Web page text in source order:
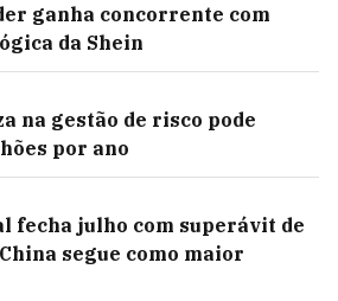
ganha concorrente com
da Shein
na gestão de risco pode
por ano
fecha julho com superávit de
segue como maior